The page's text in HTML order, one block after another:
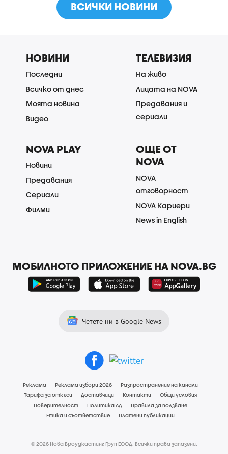
ВСИЧКИ НОВИНИ
НОВИНИ
Последни
Всичко от днес
Моята новина
Видео
ТЕЛЕВИЗИЯ
На живо
Лицата на NOVA
Предавания и
сериали
NOVA PLAY
Новини
Предавания
Сериали
Филми
ОЩЕ ОТ
NOVA
NOVA
отговорност
NOVA Кариери
News in English
МОБИЛНОТО ПРИЛОЖЕНИЕ НА NOVA.BG
Четете ни в Google News
Реклама Реклама избори 2026
Разпространение на канали
Тарифа за откъси
Доставчици Контакти
Общи условия
Поверителност
Политика ЛД
Правила за ползване
Етика и съответствие
Платени публикации
© 2026 Нова Броудкастинг Груп ЕООД. Всички права запазени.